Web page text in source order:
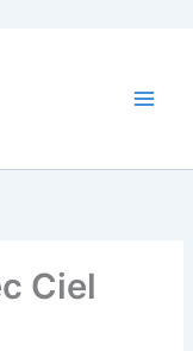
Ciel